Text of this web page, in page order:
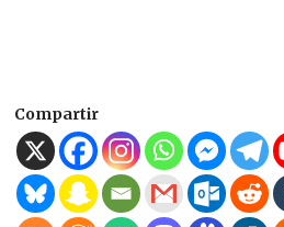
Compartir